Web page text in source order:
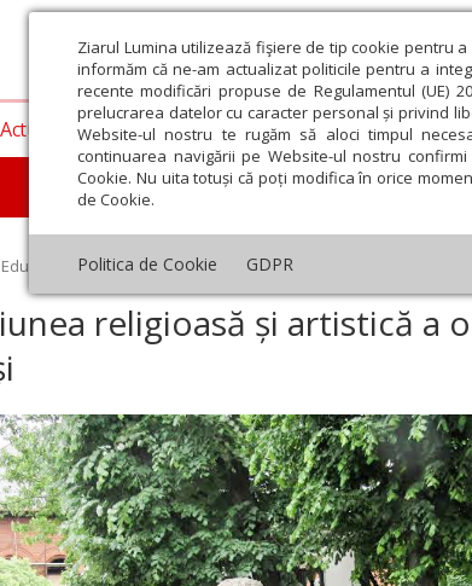
Ziarul Lumina utilizează fişiere de tip cookie pentru
informăm că ne-am actualizat politicile pentru a
recente modificări propuse de Regulamentul (UE)
prelucrarea datelor cu caracter personal și privind
Website-ul nostru te rugăm să aloci timpul
continuarea navigării pe Website-ul nostru
Cookie. Nu uita totuși că poți modifica în orice
de Cookie.
Politica de Cookie GDPR
Actualitate religioasă Teologie și spiritualitate
Educaţie Lumina
Educaţie și Cultură › Cultură Dimensiunea religioasă și
religioasă și artistică a